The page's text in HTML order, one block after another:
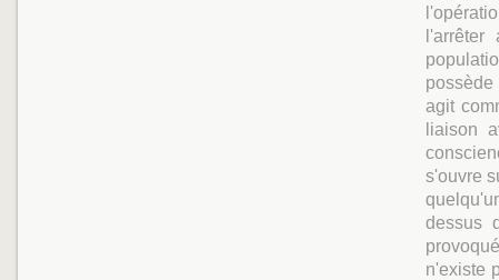
l'arrêter
agit
liaison
s'ouvre
dessus
n'existe